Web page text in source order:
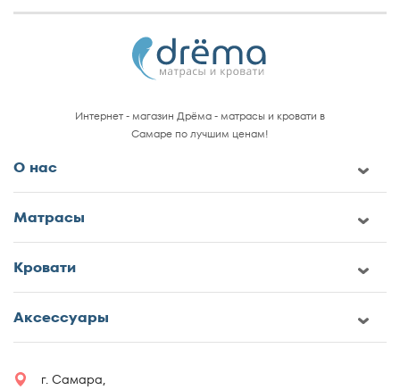
Интернет - магазин Дрёма - матрасы и кровати в
Самаре по лучшим ценам!
О нас
Матрасы
Кровати
Аксессуары
г. Самара,